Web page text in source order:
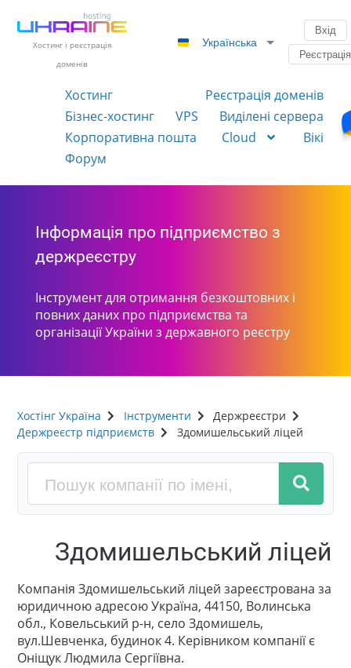
Хостинг і реєстрація
доменів
Українська
Вхід
Реєстрація
Хостинг
Реєстрація доменів
Бізнес-хостинг
VPS
Виділені сервера
Корпоративна пошта
Cloud
Вікі
Форум
Інформація про підприємство з
держреєстру
Інструмент для отримання безкоштовних і
повних даних про підприємства та
організації України з державного реєстру
Хостінг Україна Інструменти
Держреєстри
Держреєстр підприємств
Здомишельський ліцей
Здомишельський ліцей
Компанія Здомишельський ліцей зареєстрована за
юридичною адресою Україна, 44150, Волинська
обл., Ковельський р-н, село Здомишель,
вул.Шевченка, будинок 4. Керівником компанії є
Оніщук Людмила Сергіївна.